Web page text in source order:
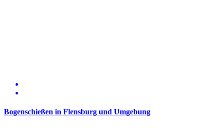
Bogenschießen in Flensburg und Umgebung